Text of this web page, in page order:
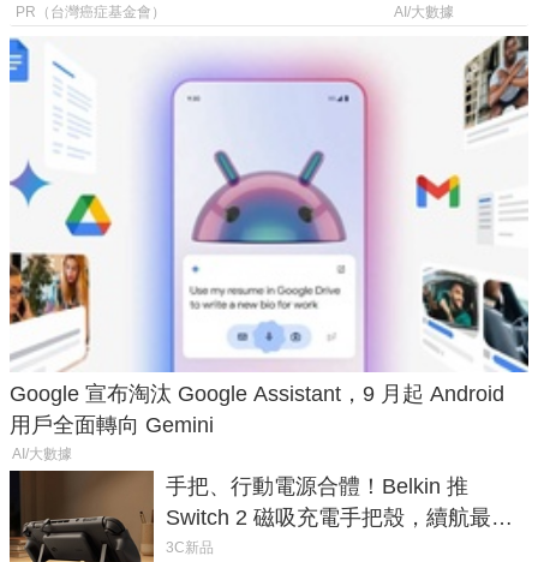
PR（台灣癌症基金會）
年家人
AI/大數據
Google 宣布淘汰 Google Assistant，9 月起 Android
用戶全面轉向 Gemini
AI/大數據
手把、行動電源合體！Belkin 推
Switch 2 磁吸充電手把殼，續航最高
延長 1.5 倍
3C新品